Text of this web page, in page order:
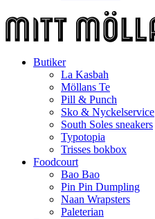
Butiker
La Kasbah
Möllans Te
Pill & Punch
Sko & Nyckelservice
South Soles sneakers
Typotopia
Trisses bokbox
Foodcourt
Bao Bao
Pin Pin Dumpling
Naan Wrapsters
Paleterian